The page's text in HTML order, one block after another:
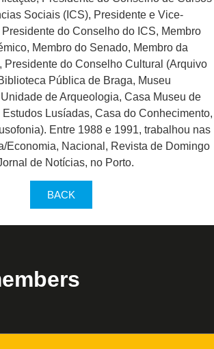
Sociais (ICS), Presidente e Vice-
do Conselho do ICS, Membro
Membro do Senado, Membro da
Presidente do Conselho Cultural (Arquivo
Pública de Braga, Museu
de Arqueologia, Casa Museu de
Estudos Lusíadas, Casa do Conhecimento,
Entre 1988 e 1991, trabalhou nas
Economia, Nacional, Revista de Domingo
de Notícias, no Porto.
BACK